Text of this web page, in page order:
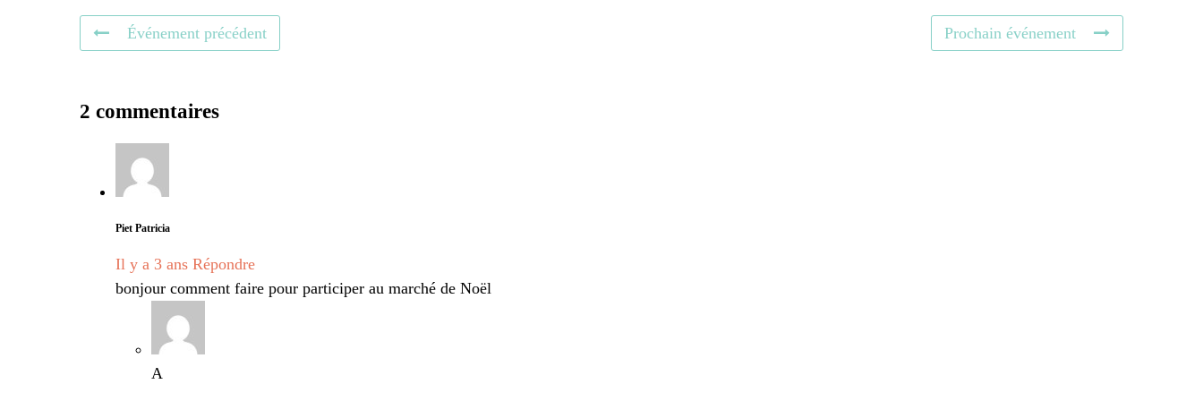
Événement précédent Prochain événement
2 commentaires
Piet Patricia
Il y a 3 ans Répondre
bonjour comment faire pour participer au marché de Noël
A